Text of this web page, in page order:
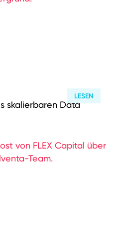
LESEN
skalierbaren Data